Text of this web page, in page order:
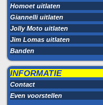
Homoet uitlaten
Giannelli uitlaten
Jolly Moto uitlaten
Jim Lomas uitlaten
Banden
INFORMATIE
Contact
Even voorstellen